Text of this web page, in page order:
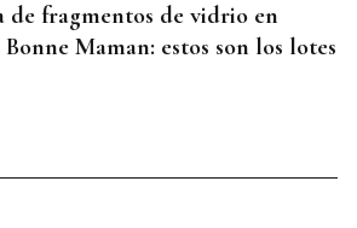
de fragmentos de vidrio en
Maman: estos son los lotes